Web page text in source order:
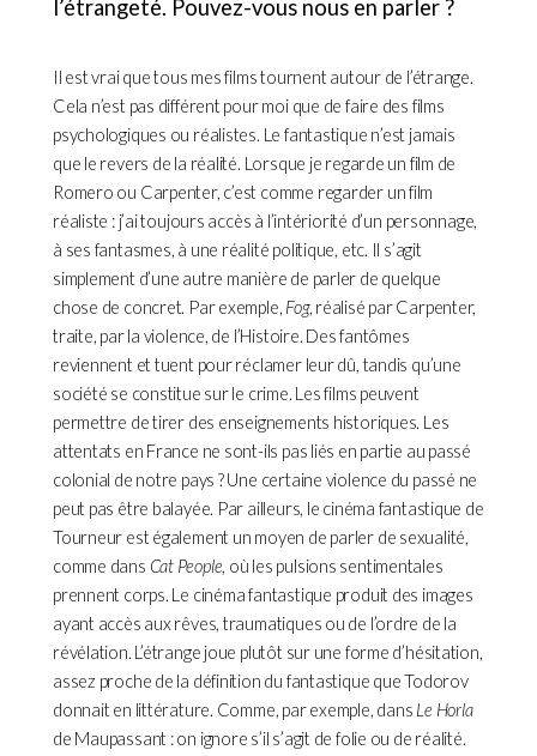
l’étrangeté. Pouvez-vous nous en parler ?
Il est vrai que tous mes films tournent autour de l’étrange.
Cela n’est pas différent pour moi que de faire des films
psychologiques ou réalistes. Le fantastique n’est jamais
que le revers de la réalité. Lorsque je regarde un film de
Romero ou Carpenter, c’est comme regarder un film
réaliste : j’ai toujours accès à l’intériorité d’un personnage,
à ses fantasmes, à une réalité politique, etc. Il s’agit
simplement d’une autre manière de parler de quelque
chose de concret. Par exemple, Fog, réalisé par Carpenter,
traite, par la violence, de l’Histoire. Des fantômes
reviennent et tuent pour réclamer leur dû, tandis qu’une
société se constitue sur le crime. Les films peuvent
permettre de tirer des enseignements historiques. Les
attentats en France ne sont-ils pas liés en partie au passé
colonial de notre pays ? Une certaine violence du passé ne
peut pas être balayée. Par ailleurs, le cinéma fantastique de
Tourneur est également un moyen de parler de sexualité,
comme dans Cat People, où les pulsions sentimentales
prennent corps. Le cinéma fantastique produit des images
ayant accès aux rêves, traumatiques ou de l’ordre de la
révélation. L’étrange joue plutôt sur une forme d’hésitation,
assez proche de la définition du fantastique que Todorov
donnait en littérature. Comme, par exemple, dans Le Horla
de Maupassant : on ignore s’il s’agit de folie ou de réalité.